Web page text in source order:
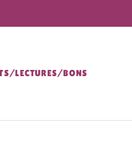
LECTURES/BONS